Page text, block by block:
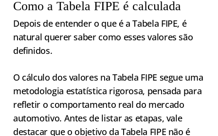
Como a Tabela FIPE é calculada
Depois de entender o que é a Tabela FIPE, é
natural querer saber como esses valores são
definidos.
O cálculo dos valores na Tabela FIPE segue uma
metodologia estatística rigorosa, pensada para
refletir o comportamento real do mercado
automotivo. Antes de listar as etapas, vale
destacar que o objetivo da Tabela FIPE não é